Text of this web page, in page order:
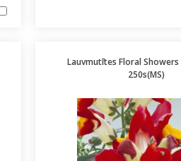
Lauvmutītes Floral
250s(MS)